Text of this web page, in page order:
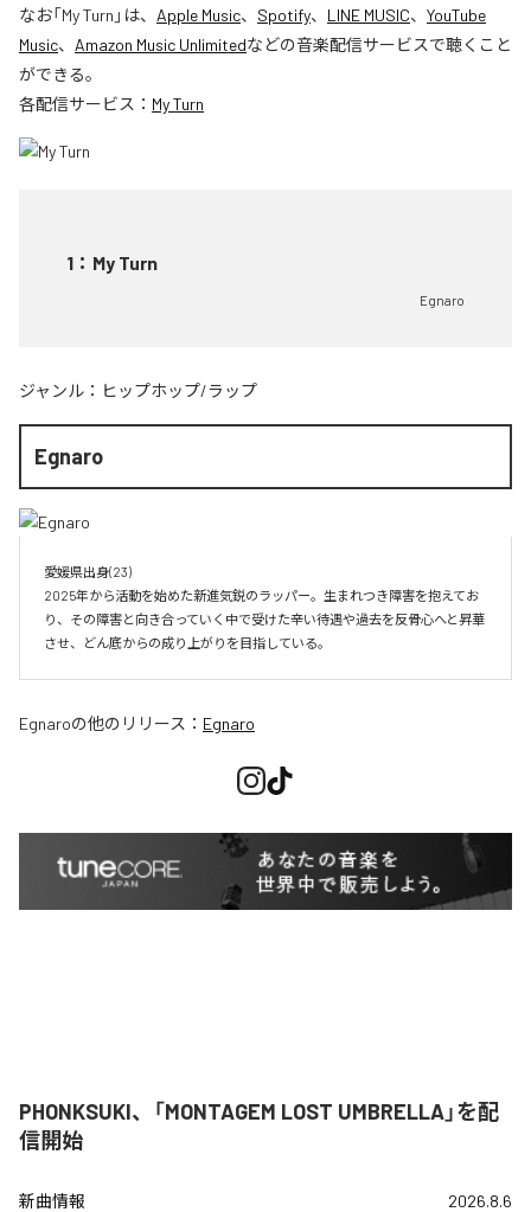
なお「My Turn 」は、 Apple Music、 Spotify、 LINE MUSIC、 YouTube
Music、 Amazon Music Unlimitedなどの音楽配信サービスで聴くこと
ができる。
各配信サービス： My Turn
1 ： My Turn
Egnaro
ジャンル： ヒップホップ/ラップ
Egnaro
愛媛県出身(23)
2025年から活動を始めた新進気鋭のラッパー。生まれつき障害を抱えてお
り、その障害と向き合っていく中で受けた辛い待遇や過去を反骨心へと昇華
させ、どん底からの成り上がりを目指している。
Egnaroの他のリリース： Egnaro
PHONKSUKI、「MONTAGEM LOST UMBRELLA」を配
信開始
新曲情報 2026.8.6